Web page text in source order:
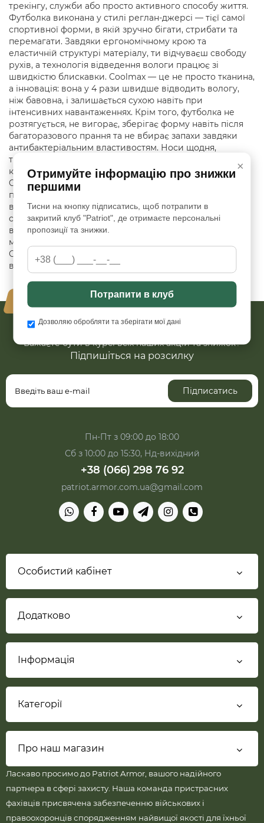
трекінгу, служби або просто активного способу життя.
Футболка виконана у стилі реглан-джерсі — тієї самої
спортивної форми, в якій зручно бігати, стрибати та
перемагати. Завдяки ергономічному крою та
еластичній структурі матеріалу, ти відчуваєш свободу
рухів, а технологія відведення вологи працює зі
швидкістю блискавки. Coolmax — це не просто тканина,
а інновація: вона у 4 рази швидше відводить вологу,
ніж бавовна, і залишається сухою навіть при
інтенсивних навантаженнях. Крім того, футболка не
розтягується, не вигорає, зберігає форму навіть після
багаторазового прання та не вбирає запахи завдяки
антибактеріальним властивостям. Носи щодня,
тренуйся, рухайся — ця футболка створена для
комфорту без компромісів. Характеристики: Модель:
Coolmax реглан з велкро SPECPROM Матеріал: 100%
поліестер (Coolmax) Технологія: капілярне відведення
вологи, вентиляція, терморегуляція Призначення:
спорт, туризм, активний відпочинок, служба, щоденне
використання Крій: реглан (джерсі), з велкро Догляд:
машинне прання, не потребує спеціального догляду
Особливості: швидко висихає не вбирає запахи не
вигорає не розтягується легка та дихаюча
×
Отримуйте інформацію про знижки
першими
Тисни на кнопку підписатись, щоб потрапити в
закритий клуб "Patriot", де отримаєте персональні
пропозиції та знижки.
Потрапити в клуб
Дозволяю обробляти та зберігати мої дані
Ваша безпека - наш пріорітет
Бажаєте бути в курсі всіх наших акцій та знижок?
Підпишіться на розсилку
Підписатись
Пн-Пт з 09:00 до 18:00
Сб з 10:00 до 15:30, Нд-вихідний
+38 (066) 298 76 92
patriot.armor.com.ua@gmail.com
Особистий кабінет
Додатково
Інформація
Категорії
Про наш магазин
Ласкаво просимо до Patriot Armor, вашого надійного
партнера в сфері захисту. Наша команда пристрасних
фахівців присвячена забезпеченню військових і
правоохоронців спорядженням найвищої якості для їхньої